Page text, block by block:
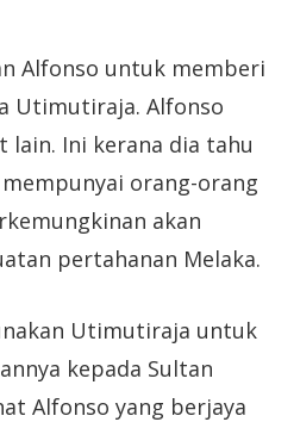
Alfonso untuk memberi
Utimutiraja. Alfonso
lain. Ini kerana dia tahu
orang-orang
akan
pertahanan Melaka.
Utimutiraja untuk
kepada Sultan
Alfonso yang berjaya